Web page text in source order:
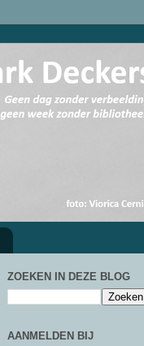
ZOEKEN IN DEZE BLOG
AANMELDEN BIJ